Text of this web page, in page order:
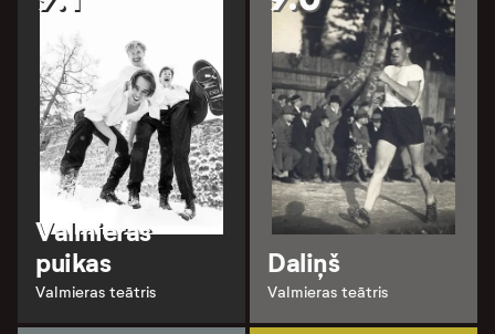
Valmieras
puikas
Valmieras teātris
Daliņš
Valmieras teātris